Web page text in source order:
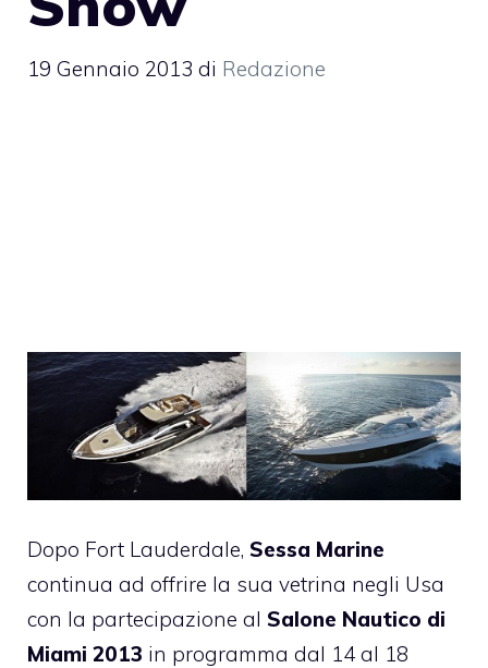
19 Gennaio 2013 di Redazione
Dopo Fort Lauderdale, Sessa Marine
continua ad offrire la sua vetrina negli Usa
con la partecipazione al Salone Nautico di
Miami 2013 in programma dal 14 al 18